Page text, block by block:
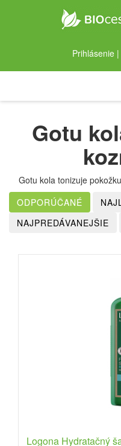
Prihlásenie|
Gotu
Gotu kola tonizuje
Logona Hydratačný